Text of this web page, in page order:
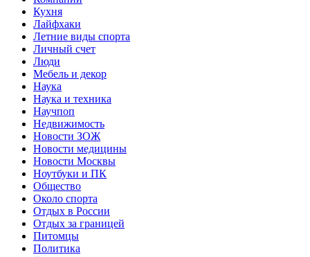
Кухня
Лайфхаки
Летние виды спорта
Личный счет
Люди
Мебель и декор
Наука
Наука и техника
Научпоп
Недвижимость
Новости ЗОЖ
Новости медицины
Новости Москвы
Ноутбуки и ПК
Общество
Около спорта
Отдых в России
Отдых за границей
Питомцы
Политика